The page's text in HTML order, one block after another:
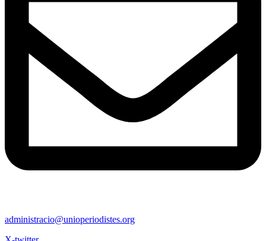
administracio@unioperiodistes.org